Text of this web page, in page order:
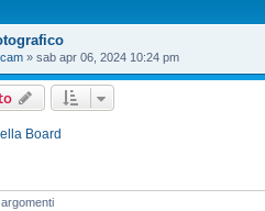
» sab apr 06, 2024 10:24 pm
Board